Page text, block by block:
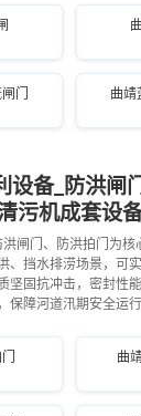
门 曲靖
设备_防洪闸
污机成套设
闸门、防洪拍门为
、挡水排涝场景，可
坚固抗冲击，密封性
保障河道汛期安全运行
曲